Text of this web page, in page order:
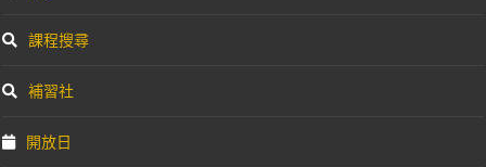
課程搜尋
補習社
開放日